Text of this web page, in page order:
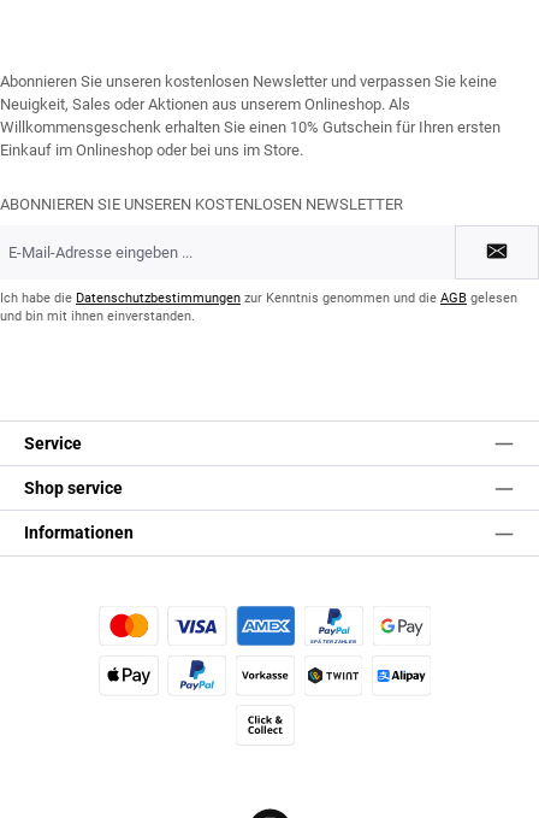
Abonnieren Sie unseren kostenlosen Newsletter und verpassen Sie keine
Neuigkeit, Sales oder Aktionen aus unserem Onlineshop. Als
Willkommensgeschenk erhalten Sie einen 10% Gutschein für Ihren ersten
Einkauf im Onlineshop oder bei uns im Store.
ABONNIEREN SIE UNSEREN KOSTENLOSEN NEWSLETTER
Mail-
*Ich habe die Datenschutzbestimmungen zur Kenntnis genommen und die AGB gelesen
und bin mit ihnen einverstanden.
Service
Shop service
Informationen
Kredit- oder Debitkarte Später BezahlenGoogle Pay
Vorkasse